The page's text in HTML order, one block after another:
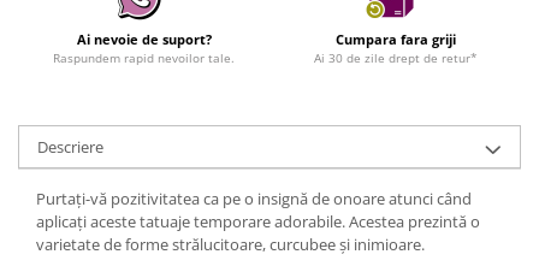
Ai nevoie de suport?
Raspundem rapid nevoilor tale.
Cumpara fara griji
Ai 30 de zile drept de retur*
Descriere
Purtați-vă pozitivitatea ca pe o insignă de onoare atunci când
aplicați aceste tatuaje temporare adorabile. Acestea prezintă o
varietate de forme strălucitoare, curcubee și inimioare.